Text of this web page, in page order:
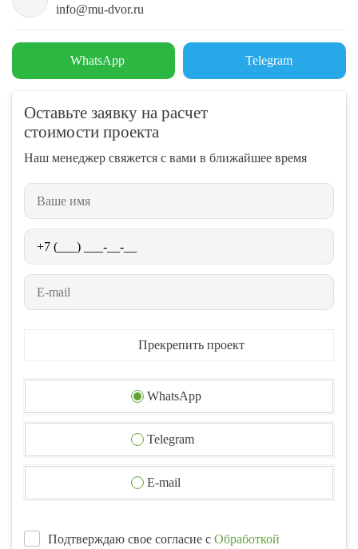
info@mu-dvor.ru
WhatsApp Telegram
Оставьте заявку на расчет
стоимости проекта
Наш менеджер свяжется с вами в ближайшее время
Прекрепить проект
WhatsApp
Telegram
E-mail
Подтверждаю свое согласие с Обработкой